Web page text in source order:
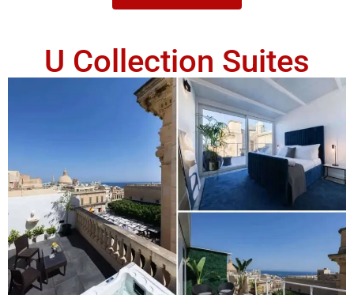
U Collection Suites